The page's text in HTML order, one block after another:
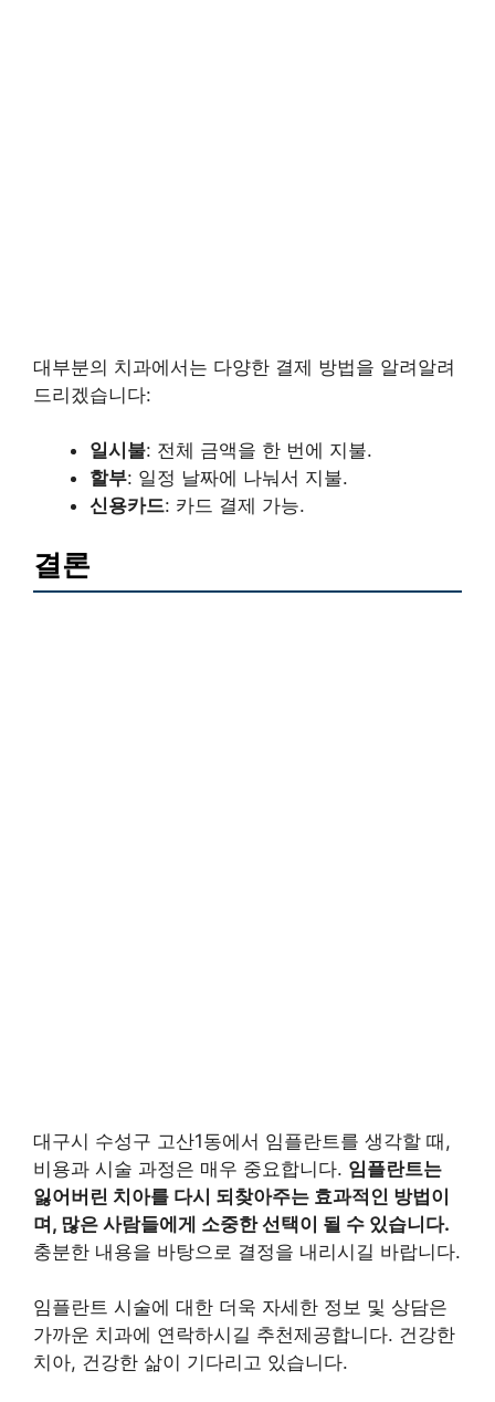
대부분의 치과에서는 다양한 결제 방법을 알려알려
드리겠습니다:
일시불: 전체 금액을 한 번에 지불.
할부: 일정 날짜에 나눠서 지불.
신용카드: 카드 결제 가능.
결론
대구시 수성구 고산1동에서 임플란트를 생각할 때,
비용과 시술 과정은 매우 중요합니다. 임플란트는
잃어버린 치아를 다시 되찾아주는 효과적인 방법이
며, 많은 사람들에게 소중한 선택이 될 수 있습니다.
충분한 내용을 바탕으로 결정을 내리시길 바랍니다.
임플란트 시술에 대한 더욱 자세한 정보 및 상담은
가까운 치과에 연락하시길 추천제공합니다. 건강한
치아, 건강한 삶이 기다리고 있습니다.